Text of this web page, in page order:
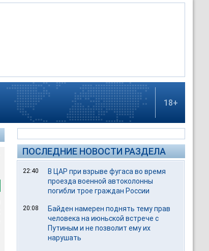
18+
ПОСЛЕДНИЕ НОВОСТИ РАЗДЕЛА
22:40
В ЦАР при взрыве фугаса во время
проезда военной автоколонны
погибли трое граждан России
20:08
Байден намерен поднять тему прав
человека на июньской встрече с
Путиным и не позволит ему их
нарушать